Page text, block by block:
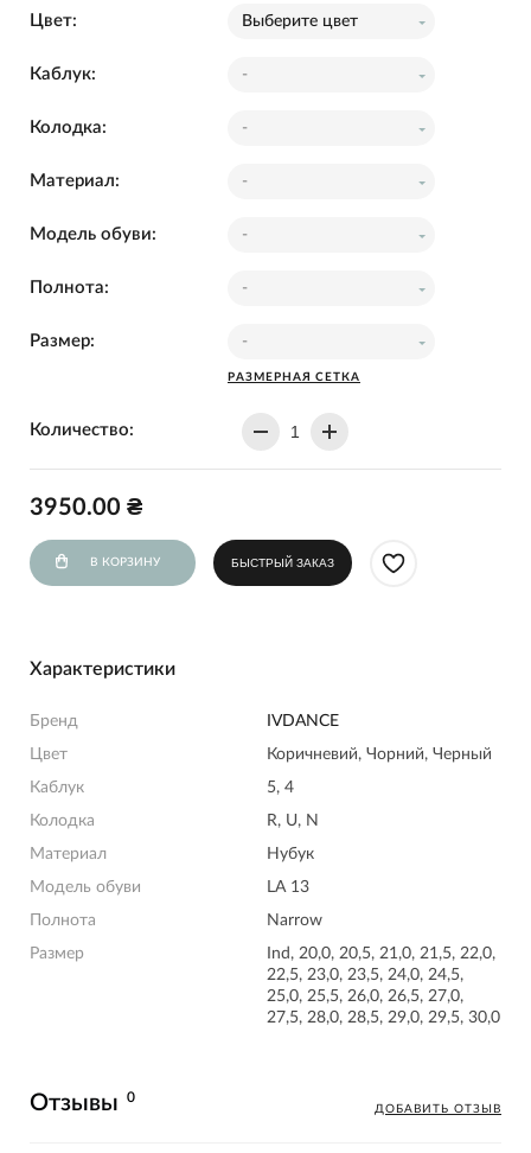
Цвет: Выберите цвет
Каблук: -
Колодка: -
Материал: -
Модель обуви: -
Полнота: -
Размер: -
РАЗМЕРНАЯ СЕТКА
Количество:
3950.00 ₴
В КОРЗИНУ БЫСТРЫЙ ЗАКАЗ
Характеристики
Бренд
IVDANCE
Цвет
Коричневий, Чорний, Черный
Каблук
5, 4
Колодка
R, U, N
Материал
Нубук
Модель обуви
LA 13
Полнота
Narrow
Размер
Ind, 20,0, 20,5, 21,0, 21,5, 22,0,
22,5, 23,0, 23,5, 24,0, 24,5,
25,0, 25,5, 26,0, 26,5, 27,0,
27,5, 28,0, 28,5, 29,0, 29,5, 30,0
Отзывы 0
ДОБАВИТЬ ОТЗЫВ